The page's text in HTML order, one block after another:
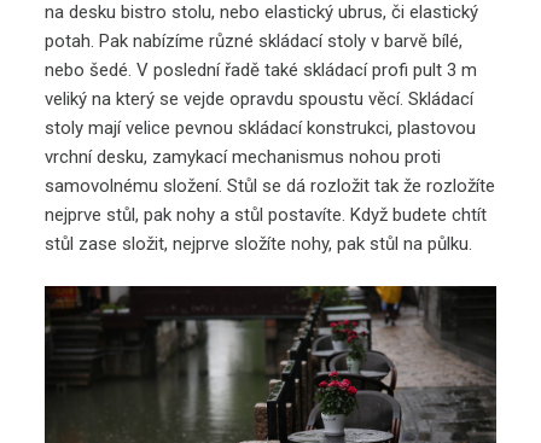
na desku bistro stolu, nebo elastický ubrus, či elastický
potah. Pak nabízíme různé skládací stoly v barvě bílé,
nebo šedé. V poslední řadě také skládací profi pult 3 m
veliký na který se vejde opravdu spoustu věcí. Skládací
stoly mají velice pevnou skládací konstrukci, plastovou
vrchní desku, zamykací mechanismus nohou proti
samovolnému složení. Stůl se dá rozložit tak že rozložíte
nejprve stůl, pak nohy a stůl postavíte. Když budete chtít
stůl zase složit, nejprve složíte nohy, pak stůl na půlku.